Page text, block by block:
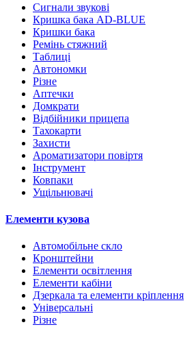
Сигнали звукові
Кришка бака AD-BLUE
Кришки бака
Ремінь стяжний
Таблиці
Автономки
Різне
Аптечки
Домкрати
Відбійники прицепа
Тахокарти
Захисти
Ароматизатори повіртя
Інструмент
Ковпаки
Ущільнювачі
Елементи кузова
Автомобільне скло
Кронштейни
Елементи освітлення
Елементи кабіни
Дзеркала та елементи кріплення
Універсальні
Різне